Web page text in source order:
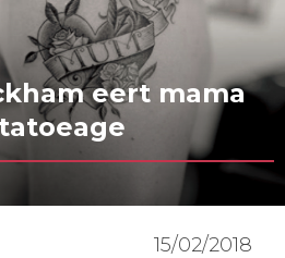
eert mama
15/02/2018